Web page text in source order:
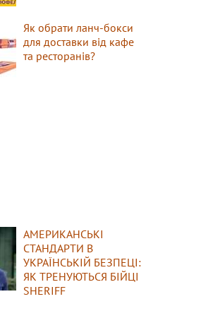
Як обрати ланч-бокси
для доставки від кафе
та ресторанів?
АМЕРИКАНСЬКІ
СТАНДАРТИ В
УКРАЇНСЬКІЙ БЕЗПЕЦІ:
ЯК ТРЕНУЮТЬСЯ БІЙЦІ
SHERIFF